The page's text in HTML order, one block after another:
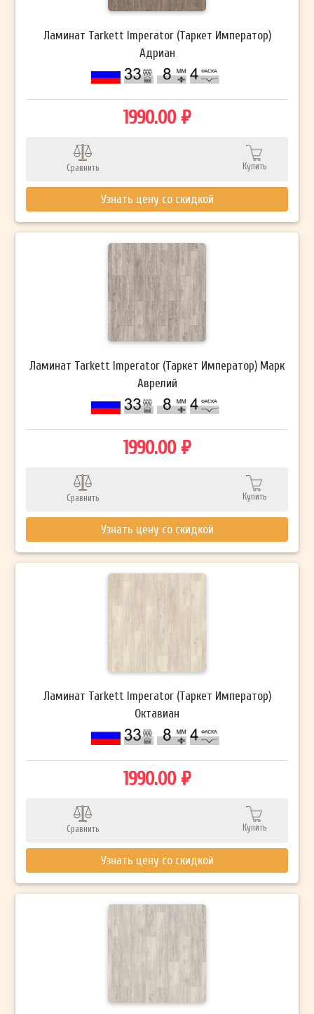
Ламинат Tarkett Imperator (Таркет Император)
Адриан
1990.00 ₽
Сравнить Купить
Узнать цену со скидкой
Ламинат Tarkett Imperator (Таркет Император) Марк
Аврелий
1990.00 ₽
Сравнить Купить
Узнать цену со скидкой
Ламинат Tarkett Imperator (Таркет Император)
Октавиан
1990.00 ₽
Сравнить Купить
Узнать цену со скидкой